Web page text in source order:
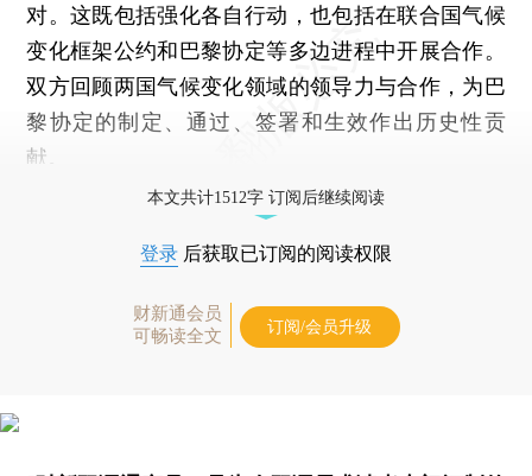
对。这既包括强化各自行动，也包括在联合国气候
变化框架公约和巴黎协定等多边进程中开展合作。
双方回顾两国气候变化领域的领导力与合作，为巴
黎协定的制定、通过、签署和生效作出历史性贡
献。
本文共计1512字 订阅后继续阅读
登录 后获取已订阅的阅读权限
财新通会员
可畅读全文
订阅/会员升级